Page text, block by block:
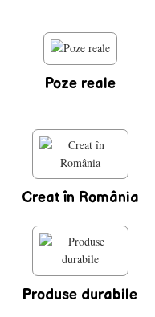
Poze reale
Creat în România
Produse durabile